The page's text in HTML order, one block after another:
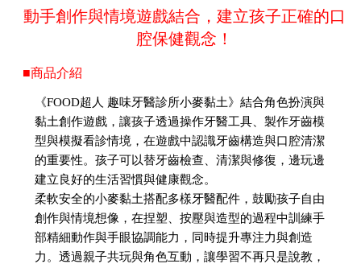
動手創作與情境遊戲結合，建立孩子正確的口
腔保健觀念！
■商品介紹
《FOOD超人 趣味牙醫診所小麥黏土》結合角色扮演與
黏土創作遊戲，讓孩子透過操作牙醫工具、製作牙齒模
型與模擬看診情境，在遊戲中認識牙齒構造與口腔清潔
的重要性。孩子可以替牙齒檢查、清潔與修復，邊玩邊
建立良好的生活習慣與健康觀念。
柔軟安全的小麥黏土搭配多樣牙醫配件，鼓勵孩子自由
創作與情境想像，在捏塑、按壓與造型的過程中訓練手
部精細動作與手眼協調能力，同時提升專注力與創造
力。透過親子共玩與角色互動，讓學習不再只是說教，